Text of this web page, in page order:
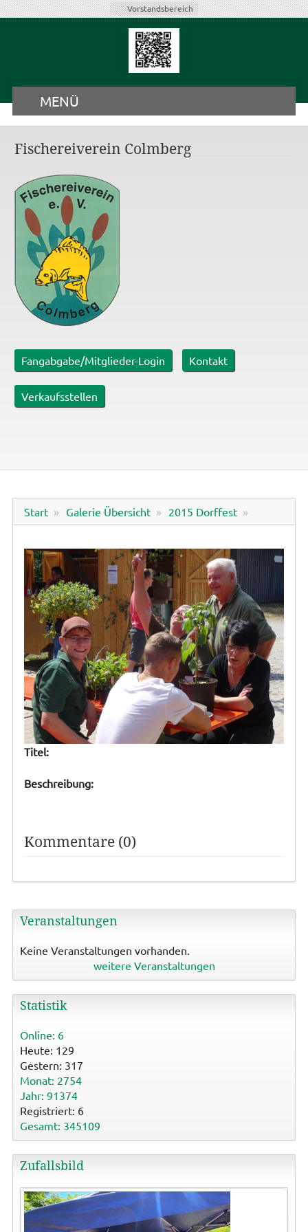
Vorstandsbereich
MENÜ
Fischereiverein Colmberg
Fangabgabe/Mitglieder-Login Kontakt
Verkaufsstellen
Start Galerie Übersicht 2015 Dorffest
Titel:
Beschreibung:
Kommentare (0)
Veranstaltungen
Keine Veranstaltungen vorhanden.
weitere Veranstaltungen
Statistik
Online: 6
Heute: 129
Gestern: 317
Monat: 2754
Jahr: 91374
Registriert: 6
Gesamt: 345109
Zufallsbild